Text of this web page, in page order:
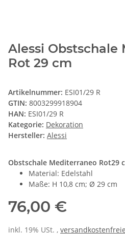
Alessi Obstschale
Rot 29 cm
Artikelnummer: ESI01/29 R
GTIN: 8003299918904
HAN: ESI01/29 R
Kategorie: Dekoration
Hersteller: Alessi
Obstschale Mediterraneo Rot29
Material: Edelstahl
Maße: H 10,8 cm; Ø 29 cm
76,00 €
inkl. 19% USt. ,